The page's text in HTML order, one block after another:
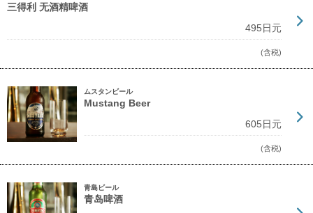
三得利 无酒精啤酒
495日元
(含税)
ムスタンビール
Mustang Beer
605日元
(含税)
青島ビール
青岛啤酒